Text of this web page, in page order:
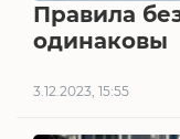
Правила
одинаковы
3.12.2023, 15:55